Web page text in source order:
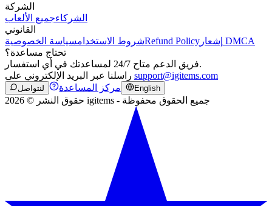
الشركة
الشركاءجميع الألعاب
القانوني
شروط الاستخدامسياسة الخصوصية Refund Policy
إشعار DMCA
تحتاج مساعدة؟
فريق الدعم متاح 24/7 لمساعدتك في أي استفسار.
support@igitems.com
لنتواصل مركز المساعدة English
حقوق النشر © 2026 igitems - جميع الحقوق محفوظة